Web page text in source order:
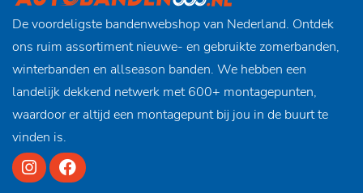
De voordeligste bandenwebshop van Nederland. Ontdek
ons ruim assortiment nieuwe- en gebruikte zomerbanden,
winterbanden en allseason banden. We hebben een
landelijk dekkend netwerk met 600+ montagepunten,
waardoor er altijd een montagepunt bij jou in de buurt te
vinden is.